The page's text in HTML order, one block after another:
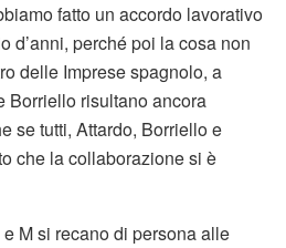
fatto un accordo lavorativo
d’anni, perché poi la cosa non
delle Imprese spagnolo, a
Borriello risultano ancora
se tutti, Attardo, Borriello e
che la collaborazione si è
M si recano di persona alle